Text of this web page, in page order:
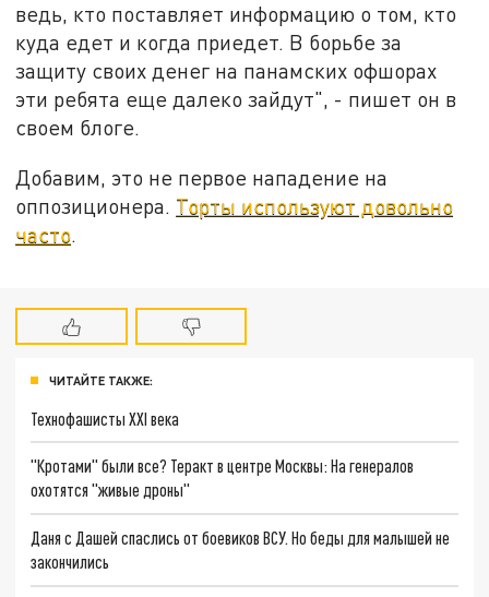
ведь, кто поставляет информацию о том, кто
куда едет и когда приедет. В борьбе за
защиту своих денег на панамских офшорах
эти ребята еще далеко зайдут", - пишет он в
своем блоге.
Добавим, это не первое нападение на
оппозиционера. Торты используют довольно
часто.
ЧИТАЙТЕ ТАКЖЕ:
Технофашисты XXI века
"Кротами" были все? Теракт в центре Москвы: На генералов
охотятся "живые дроны"
Даня с Дашей спаслись от боевиков ВСУ. Но беды для малышей не
закончились